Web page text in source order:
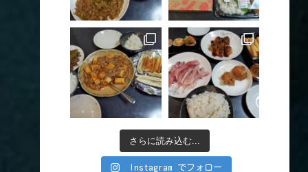
さらに読み込む...
Instagram でフォロー